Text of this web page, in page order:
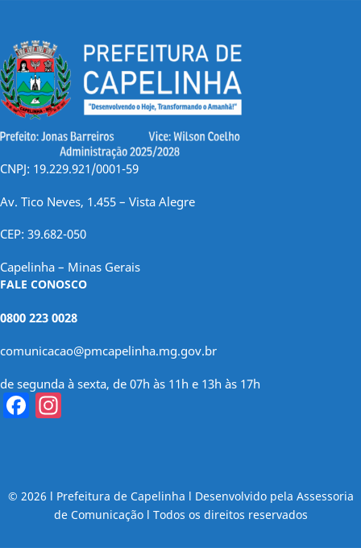
CNPJ: 19.229.921/0001-59
Av. Tico Neves, 1.455 – Vista Alegre
CEP: 39.682-050
Capelinha – Minas Gerais
FALE CONOSCO
0800 223 0028
comunicacao@pmcapelinha.mg.gov.br
de segunda à sexta, de 07h às 11h e 13h às 17h
Facebook
© 2026 l Prefeitura de Capelinha l Desenvolvido pela Assessoria
de Comunicação l Todos os direitos reservados